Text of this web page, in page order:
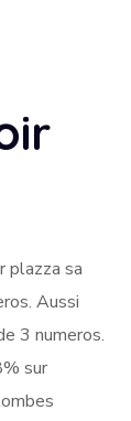
plazza sa
Aussi
3 numeros.
sur